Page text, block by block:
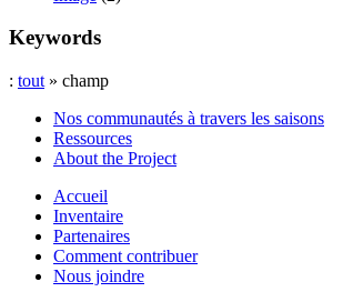
Keywords
: tout » champ
Nos communautés à travers les saisons
Ressources
About the Project
Accueil
Inventaire
Partenaires
Comment contribuer
Nous joindre